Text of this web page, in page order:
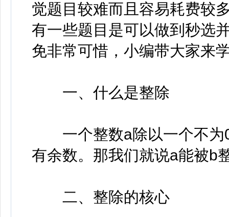
觉题目较难而且容易耗费较
有一些题目是可以做到秒选
免非常可惜，小编带大家
一、什么是整除
一个整数a除以一个不为0
有余数。那我们就说a能被b
二、整除的核心